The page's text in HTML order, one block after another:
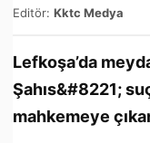
Editör: Kktc Medya
Lefkoşa’da
Şahıs&#8221;
mahkemeye